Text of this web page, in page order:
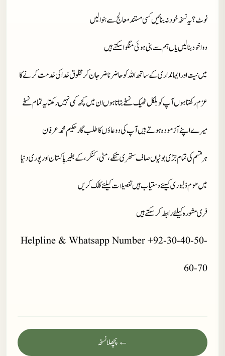
نوٹ ؟ یہ نسخہ خود نہ بنائیں کسی مستند معالج سے بنوا لیں
دوا خود بنا لیں یاں ہم سے بنی ہوئی منگوا سکتے ہیں
میں نیت اور ایمانداری کے ساتھ اللہ کو حاضر ناضر جان کر مخلوق خدا کی خدمت کرنے کا
عزم رکھتا ہوں آپ کو بلکل ٹھیک نسخے بتاتا ہوں ان میں کچھ کمی نہیں رکھتا یہ تمام نسخے
میرے اپنے آزمودہ ہوتے ہیں آپ کی دوعاؤں کا طلب گار حکیم محمد عرفان
ہر قسم کی تمام جڑی بوٹیاں صاف ستھری تنکے، مٹی، کنکر، کے بغیر پاکستان اور پوری دنیا
میں ھوم ڈلیوری کیلئے دستیاب ہیں تفصیلات کیلئے کلک کریں
فری مشورہ کیلئے رابطہ کر سکتے ہیں
Helpline & Whatsapp Number +92-30-40-50-
60-70
← پچھلا نسخہ